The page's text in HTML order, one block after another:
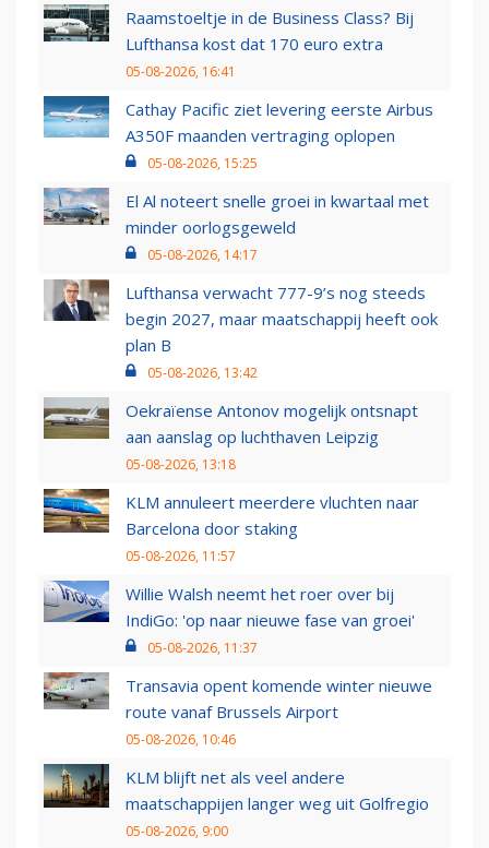
Raamstoeltje in de Business Class? Bij
Lufthansa kost dat 170 euro extra
05-08-2026, 16:41
Cathay Pacific ziet levering eerste Airbus
A350F maanden vertraging oplopen
05-08-2026, 15:25
El Al noteert snelle groei in kwartaal met
minder oorlogsgeweld
05-08-2026, 14:17
Lufthansa verwacht 777-9’s nog steeds
begin 2027, maar maatschappij heeft ook
plan B
05-08-2026, 13:42
Oekraïense Antonov mogelijk ontsnapt
aan aanslag op luchthaven Leipzig
05-08-2026, 13:18
KLM annuleert meerdere vluchten naar
Barcelona door staking
05-08-2026, 11:57
Willie Walsh neemt het roer over bij
IndiGo: 'op naar nieuwe fase van groei'
05-08-2026, 11:37
Transavia opent komende winter nieuwe
route vanaf Brussels Airport
05-08-2026, 10:46
KLM blijft net als veel andere
maatschappijen langer weg uit Golfregio
05-08-2026, 9:00